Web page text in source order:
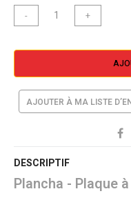
- +
AJOUTER À MA LISTE
DESCRIPTIF
Plancha - Plaque